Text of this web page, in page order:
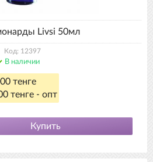
Livsi 50мл
Код: 12397
В наличии
тенге
тенге - опт
Купить